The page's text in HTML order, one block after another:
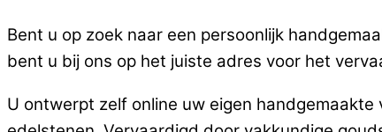
Bent u op zoek naar een persoonlijk
bent u bij ons op het juiste adres voor het
U ontwerpt zelf online uw eigen